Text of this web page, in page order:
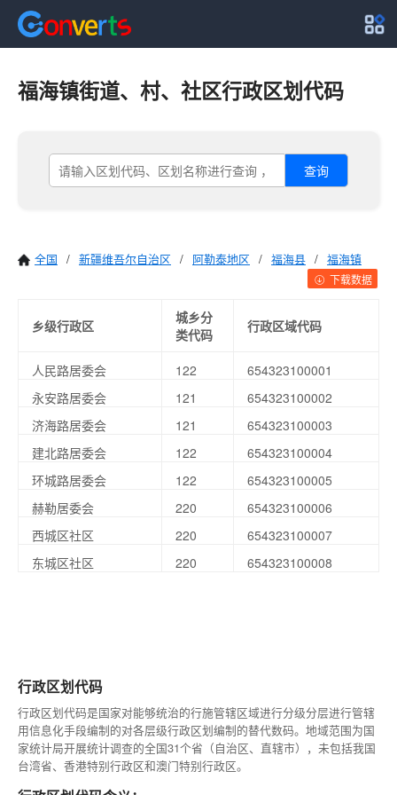
福海镇街道、村、社区行政区划代码
查询
全国 / 新疆维吾尔自治区 / 阿勒泰地区 / 福海县 / 福海镇
下载数据
乡级行政区
城乡分
类代码
行政区域代码
人民路居委会 122
654323100001
永安路居委会
121
654323100002
济海路居委会
121
654323100003
建北路居委会
122
654323100004
环城路居委会
122
654323100005
赫勒居委会
220
654323100006
西城区社区
220
654323100007
东城区社区
220 654323100008
行政区划代码
行政区划代码是国家对能够统治的行施管辖区域进行分级分层进行管辖
用信息化手段编制的对各层级行政区划编制的替代数码。地域范围为国
家统计局开展统计调查的全国31个省（自治区、直辖市），未包括我国
台湾省、香港特别行政区和澳门特别行政区。